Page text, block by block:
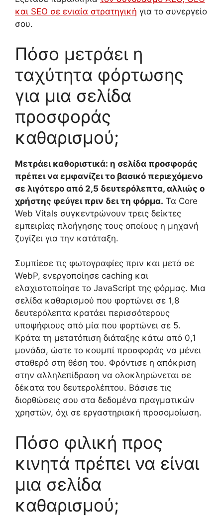
και SEO σε ενιαία στρατηγική για το συνεργείο
σου.
Πόσο μετράει η
ταχύτητα φόρτωσης
για μια σελίδα
προσφοράς
καθαρισμού;
Μετράει καθοριστικά: η σελίδα προσφοράς
πρέπει να εμφανίζει το βασικό περιεχόμενο
σε λιγότερο από 2,5 δευτερόλεπτα, αλλιώς ο
χρήστης φεύγει πριν δει τη φόρμα. Τα Core
Web Vitals συγκεντρώνουν τρεις δείκτες
εμπειρίας πλοήγησης τους οποίους η μηχανή
ζυγίζει για την κατάταξη.
Συμπίεσε τις φωτογραφίες πριν και μετά σε
WebP, ενεργοποίησε caching και
ελαχιστοποίησε το JavaScript της φόρμας. Μια
σελίδα καθαρισμού που φορτώνει σε 1,8
δευτερόλεπτα κρατάει περισσότερους
υποψήφιους από μία που φορτώνει σε 5.
Κράτα τη μετατόπιση διάταξης κάτω από 0,1
μονάδα, ώστε το κουμπί προσφοράς να μένει
σταθερό στη θέση του. Φρόντισε η απόκριση
στην αλληλεπίδραση να ολοκληρώνεται σε
δέκατα του δευτερολέπτου. Βάσισε τις
διορθώσεις σου στα δεδομένα πραγματικών
χρηστών, όχι σε εργαστηριακή προσομοίωση.
Πόσο φιλική προς
κινητά πρέπει να είναι
μια σελίδα
καθαρισμού;